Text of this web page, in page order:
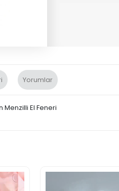
Yorumlar
Menzilli El Feneri